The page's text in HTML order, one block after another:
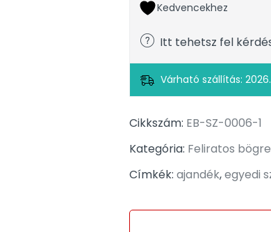
Kedvencekhez
Itt tehetsz fel
Várható szállítás:
Cikkszám: EB-SZ-0006-1
Kategória: Feliratos bögre
Címkék: ajandék,egyedi